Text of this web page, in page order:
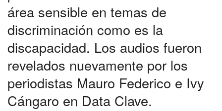
área sensible en temas de
discriminación como es la
discapacidad. Los audios fueron
revelados nuevamente por los
periodistas Mauro Federico e Ivy
Cángaro en Data Clave.